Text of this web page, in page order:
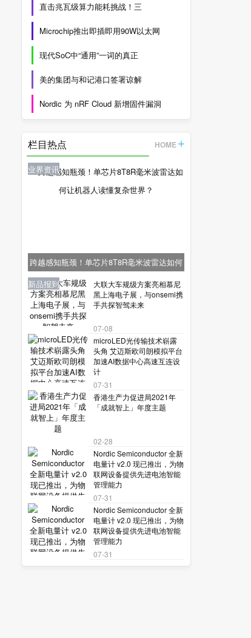
直击兆瓦级算力能耗挑战！三
Microchip推出即插即用90W以太网
现代SoC中“通用”一词的真正
美的集团与和记港口签署谅解
Nordic 为 nRF Cloud 新增固件漏洞
栏目热点 HOME
业界资讯
跨越感知瓶颈！单芯片8T8R毫米波雷达如何
让机器人读懂复杂世界？
业界资讯
大联大车规级方案亮相慕尼
黑上海电子展，与onsemi携
手共探智驾未来
07-08
业界资讯
microLED光传输技术崭露
头角 艾迈斯欧司朗模拟平台
加速AI数据中心高速互连设
计
07-31
业界资讯
香港生产力促进局2021年
「成就智上」年度主题
02-28
新品报到
Nordic Semiconductor 全新
电量计 v2.0 现已推出，为物
联网设备提供先进电池智能
管理能力
07-31
新品报到
Nordic Semiconductor 全新
电量计 v2.0 现已推出，为物
联网设备提供先进电池智能
管理能力
07-31